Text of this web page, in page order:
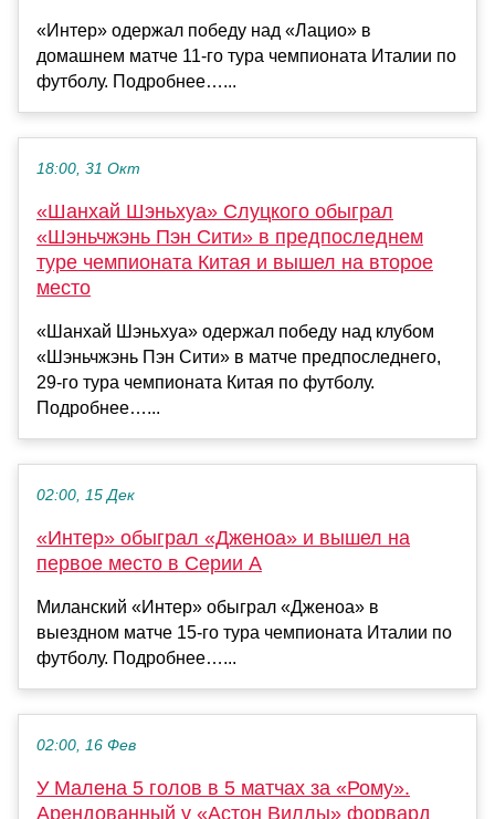
«Интер» одержал победу над «Лацио» в
домашнем матче 11‑го тура чемпионата Италии по
футболу. Подробнее…...
18:00, 31 Окт
«Шанхай Шэньхуа» Слуцкого обыграл
«Шэньчжэнь Пэн Сити» в предпоследнем
туре чемпионата Китая и вышел на второе
место
«Шанхай Шэньхуа» одержал победу над клубом
«Шэньчжэнь Пэн Сити» в матче предпоследнего,
29‑го тура чемпионата Китая по футболу.
Подробнее…...
02:00, 15 Дек
«Интер» обыграл «Дженоа» и вышел на
первое место в Серии А
Миланский «Интер» обыграл «Дженоа» в
выездном матче 15‑го тура чемпионата Италии по
футболу. Подробнее…...
02:00, 16 Фев
У Малена 5 голов в 5 матчах за «Рому».
Арендованный у «Астон Виллы» форвард